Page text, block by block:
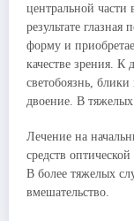
центральной части
результате
форму и
качестве зрения. К
светобоязнь,
двоение. В тяжелых
Лечение на
средств
В более тяжелых
вмешательство.